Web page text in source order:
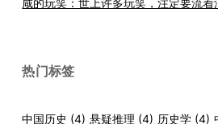
咸的玩笑：世上许多玩笑，注定要流着
热门标签
中国历史 (4) 悬疑推理 (4) 历史学 (4)